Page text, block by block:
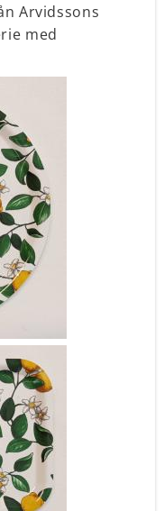
Arvidssons
med